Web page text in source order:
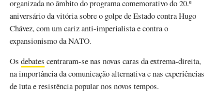
organizada no âmbito do programa comemorativo do 20.º
aniversário da vitória sobre o golpe de Estado contra Hugo
Chávez, com um cariz anti-imperialista e contra o
expansionismo da NATO.
Os debates centraram-se nas novas caras da extrema-direita,
na importância da comunicação alternativa e nas experiências
de luta e resistência popular nos novos tempos.